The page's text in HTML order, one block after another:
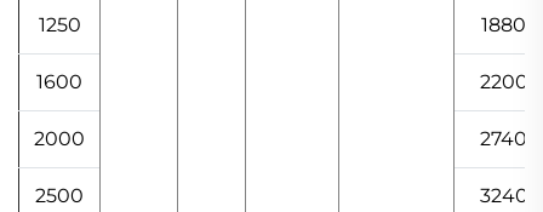
1250 1880
1600 2200
2000 2740
2500 3240